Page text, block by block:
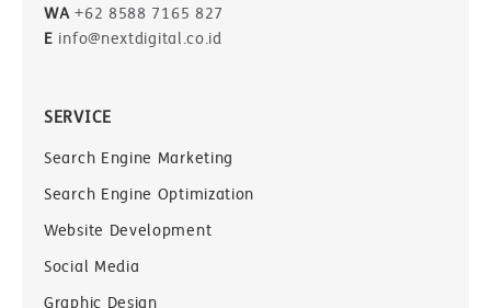
WA+62 8588 7165 827
E info@nextdigital.co.id
SERVICE
Search Engine Marketing
Search Engine Optimization
Website Development
Social Media
Graphic Design